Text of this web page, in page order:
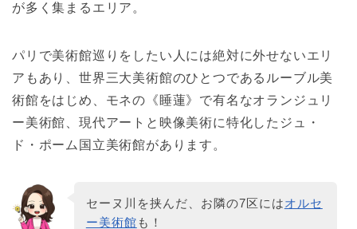
が多く集まるエリア。
パリで美術館巡りをしたい人には絶対に外せないエリ
アもあり、世界三大美術館のひとつであるルーブル美
術館をはじめ、モネの《睡蓮》で有名なオランジュリ
ー美術館、現代アートと映像美術に特化したジュ・
ド・ポーム国立美術館があります。
セーヌ川を挟んだ、お隣の7区にはオルセ
ー美術館 も！